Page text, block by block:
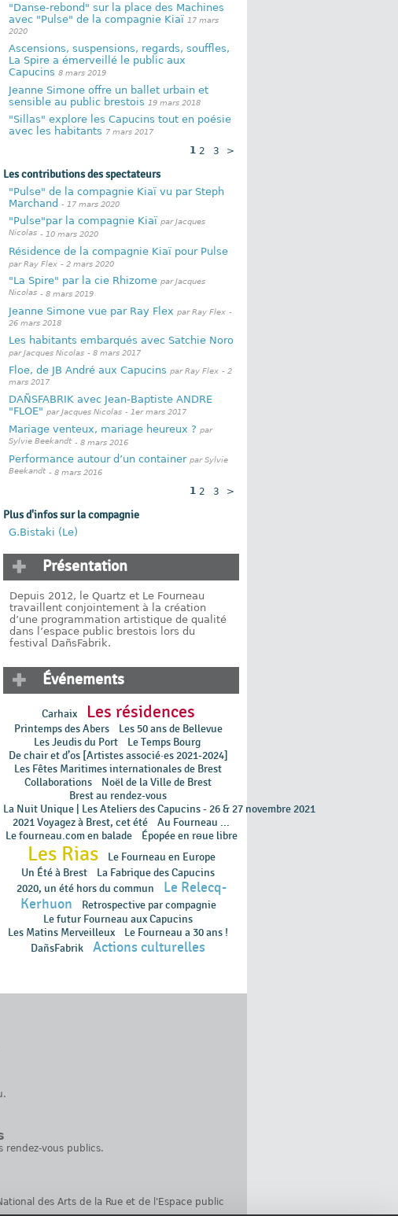
"Danse-rebond" sur la place des Machines
avec "Pulse" de la compagnie Kiaï 17 mars
2020
Ascensions, suspensions, regards, souffles,
La Spire a émerveillé le public aux
Capucins 8 mars 2019
Jeanne Simone offre un ballet urbain et
sensible au public brestois 19 mars 2018
"Sillas" explore les Capucins tout en poésie
avec les habitants 7 mars 2017
1 2 3 >
Les contributions des spectateurs
"Pulse" de la compagnie Kiaï vu par Steph
Marchand - 17 mars 2020
"Pulse"par la compagnie Kiaï par Jacques
Nicolas - 10 mars 2020
Résidence de la compagnie Kiaï pour Pulse
par Ray Flex - 2 mars 2020
"La Spire" par la cie Rhizome par Jacques
Nicolas - 8 mars 2019
Jeanne Simone vue par Ray Flex par Ray Flex -
26 mars 2018
Les habitants embarqués avec Satchie Noro
par Jacques Nicolas - 8 mars 2017
Floe, de JB André aux Capucins par Ray Flex - 2
mars 2017
DAÑSFABRIK avec Jean-Baptiste ANDRE
"FLOE" par Jacques Nicolas - 1er mars 2017
Mariage venteux, mariage heureux ? par
Sylvie Beekandt - 8 mars 2016
Performance autour d’un container par Sylvie
Beekandt - 8 mars 2016
1 2 3 >
Plus d'infos sur la compagnie
G.Bistaki (Le)
Présentation
Depuis 2012, le Quartz et Le Fourneau
travaillent conjointement à la création
d’une programmation artistique de qualité
dans l’espace public brestois lors du
festival DañsFabrik.
Événements
Carhaix Les résidences
Printemps des Abers
Les 50 ans de Bellevue
Les Jeudis du Port
Le Temps Bourg
De chair et d’os [Artistes associé·es 2021-2024]
Les Fêtes Maritimes internationales de Brest
Collaborations
Noël de la Ville de Brest
Brest au rendez-vous
La Nuit Unique | Les Ateliers des Capucins - 26 & 27 novembre 2021
2021 Voyagez à Brest, cet été
Au Fourneau ...
Le fourneau.com en balade
Épopée en rɵue libre
Les Rias
Le Fourneau en Europe
Un Été à Brest
La Fabrique des Capucins
2020, un été hors du commun
Le Relecq-
Kerhuon
Retrospective par compagnie
Le futur Fourneau aux Capucins
Les Matins Merveilleux
Le Fourneau a 30 ans !
DañsFabrik
Actions culturelles
rendez-vous publics.
des Arts de la Rue et de l'Espace public